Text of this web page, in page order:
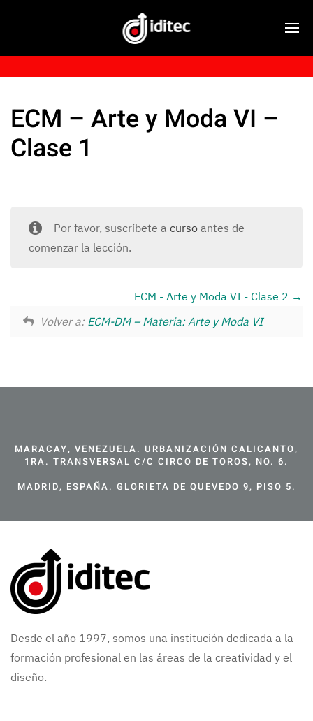
ECM – Arte y Moda VI –
Clase 1
Por favor, suscríbete a cursoantes de
comenzar la lección.
ECM - Arte y Moda VI - Clase 2
Volver a: ECM-DM – Materia: Arte y Moda VI
MARACAY, VENEZUELA. URBANIZACIÓN CALICANTO,
1RA. TRANSVERSAL C/C CIRCO DE TOROS, NO. 6.
MADRID, ESPAÑA. GLORIETA DE QUEVEDO 9, PISO 5.
Desde el año 1997, somos una institución dedicada a la
formación profesional en las áreas de la creatividad y el
diseño.